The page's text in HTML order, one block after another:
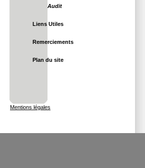
Audit
Liens Utiles
Remerciements
Plan du site
Mentions légales